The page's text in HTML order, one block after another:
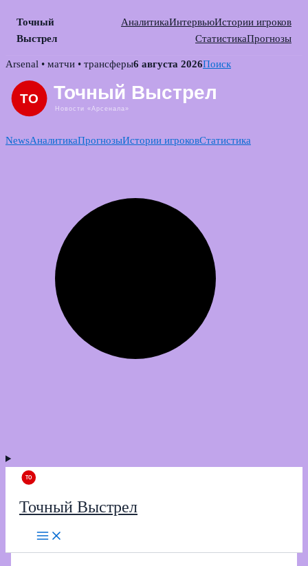
Точный
Выстрел
АналитикаИнтервьюИстории игроков
СтатистикаПрогнозы
Skip
content
Arsenal • матчи • трансферы6 августа 2026Поиск
NewsАналитикаПрогнозыИстории игроковСтатистика
Точный Выстрел